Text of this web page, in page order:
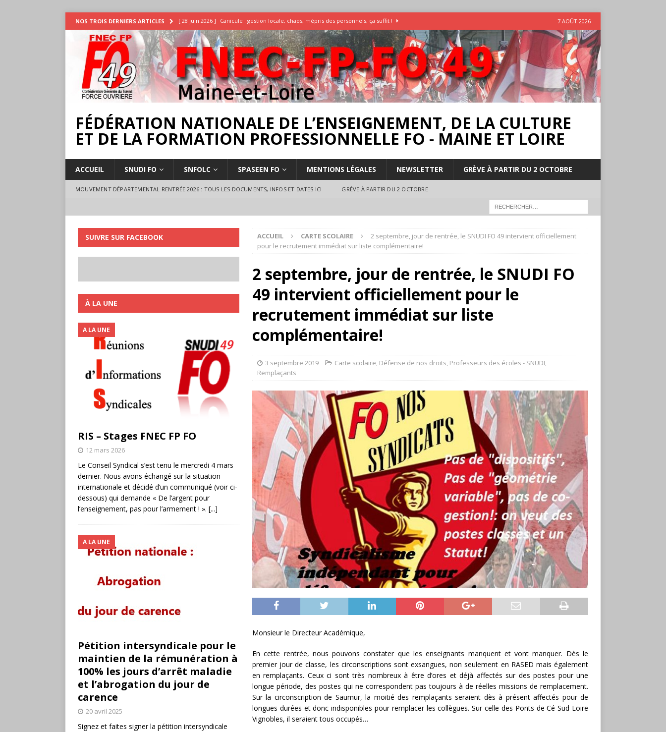
NOS TROIS DERNIERS ARTICLES [ 28 juin 2026 ] Canicule : gestion locale, chaos, mépris des personnels, ça suffit !
INTEMPÉRIES
[ 25 juin 2026 ] Enquête Températures et condition de travail dans les écoles AESH
[ 17 juillet 2026 ] Rassemblement pour la Libération du Dr Abu Safyia – pour la Palestine
18 juillet à Angers INTERPROFESSIONNEL
7 AOÛT 2026
FÉDÉRATION NATIONALE DE L’ENSEIGNEMENT, DE LA CULTURE
ET DE LA FORMATION PROFESSIONNELLE FO - MAINE ET LOIRE
ACCUEIL SNUDI FO SNFOLC SPASEEN FO MENTIONS LÉGALES NEWSLETTER GRÈVE À PARTIR DU 2 OCTOBRE
MOUVEMENT DÉPARTEMENTAL RENTRÉE 2026 : TOUS LES DOCUMENTS, INFOS ET DATES ICI GRÈVE À PARTIR DU 2 OCTOBRE
ACCUEIL CARTE SCOLAIRE
2 septembre, jour de rentrée, le SNUDI FO 49 intervient officiellement
pour le recrutement immédiat sur liste complémentaire!
2 septembre, jour de rentrée, le SNUDI FO
49 intervient officiellement pour le
recrutement immédiat sur liste
complémentaire!
3 septembre 2019 Carte scolaire, Défense de nos droits, Professeurs des écoles - SNUDI,
Remplaçants
Monsieur le Directeur Académique,
En cette rentrée, nous pouvons constater que les enseignants manquent et vont manquer. Dès le
premier jour de classe, les circonscriptions sont exsangues, non seulement en RASED mais également
en remplaçants. Ceux ci sont très nombreux à être d’ores et déjà affectés sur des postes pour une
longue période, des postes qui ne correspondent pas toujours à de réelles missions de remplacement.
Sur la circonscription de Saumur, la moitié des remplaçants seraient dès à présent affectés pour de
longues durées et donc indisponibles pour remplacer les collègues. Sur celle des Ponts de Cé Sud Loire
Vignobles, il seraient tous occupés…
SUIVRE SUR FACEBOOK
À LA UNE
RIS – Stages FNEC FP FO
A LA UNE
12 mars 2026
Le Conseil Syndical s’est tenu le mercredi 4 mars
dernier. Nous avons échangé sur la situation
internationale et décidé d’un communiqué (voir ci-
dessous) qui demande « De l’argent pour
l’enseignement, pas pour l’armement ! ». [...]
Pétition intersyndicale pour le
maintien de la rémunération à
100% les jours d’arrêt maladie
et l’abrogation du jour de
carence
A LA UNE
20 avril 2025
Signez et faites signer la pétition intersyndicale